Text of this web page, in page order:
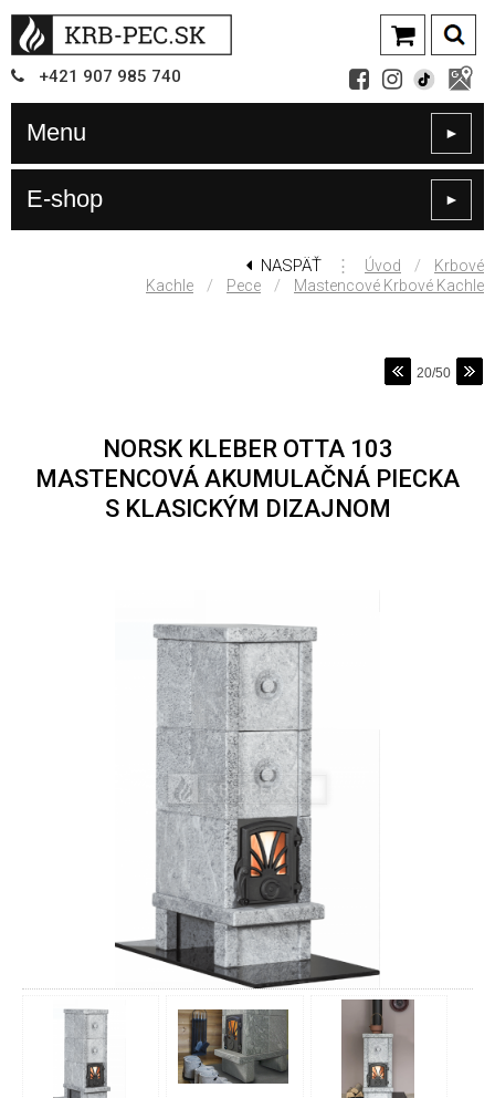
+421 907 985 740
Menu ►
E-shop ►
NASPÄŤ ⋮ Úvod /
Krbové
Kachle
/ Pece / Mastencové Krbové Kachle
20/50
NORSK KLEBER OTTA 103
MASTENCOVÁ AKUMULAČNÁ PIECKA
S KLASICKÝM DIZAJNOM